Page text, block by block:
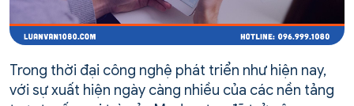
Trong thời đại công nghệ phát triển như hiện nay,
với sự xuất hiện ngày càng nhiều của các nền tảng